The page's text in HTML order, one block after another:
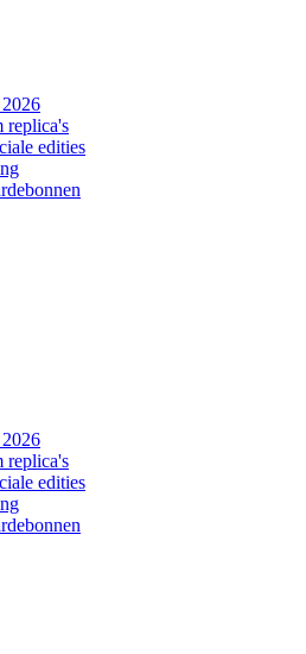
replica's
edities
replica's
edities